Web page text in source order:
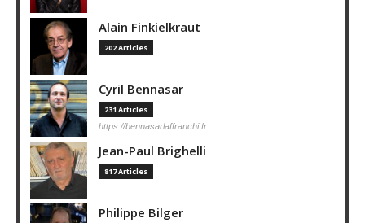
Alain Finkielkraut
202 Articles
Cyril Bennasar
231 Articles
https://bennasarlaffranchi.fr
Jean-Paul Brighelli
817 Articles
Philippe Bilger